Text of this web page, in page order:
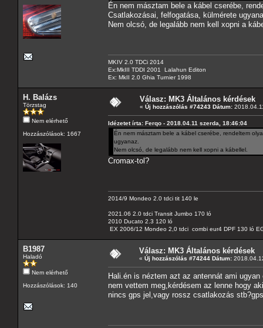
Én nem másztam bele a kábel cserébe,
Csatlakozásai, felfogatása, külmérete
Nem olcsó, de legalább nem kell xopni a
MKIV 2.0 TDCi 2014
Ex:MkIII TDDI 2001 Lalahun Editon
Ex: MkII 2.0 Ghia Turnier 1998
H. Balázs
Törzstag
Nem elérhető
Hozzászólások: 1667
Válasz: MK3 Általános kérdések
« Új hozzászólás #74243 Dátum:
Idézetet írta: Ferqo - 2018.04.11 szerda, 18:46:04
Én nem másztam bele a kábel cserébe, rendeltem
ugyanaz.
Nem olcsó, de legalább nem kell xopni a kábellel.
Cromax-tol?
2014/9 Mondeo 2.0 tdci tit 140 le
2021.06 2.0 tdci Transit Jumbo 170 ló
2010 Ducato 2.3 120 ló
EX 2006/12 Mondeo 2,0 tdci combi eur4 DPF 130 ló
B1987
Haladó
Nem elérhető
Hozzászólások: 140
Válasz: MK3 Általános kérdések
« Új hozzászólás #74244 Dátum:
Hali.én is néztem azt az antennát ami
nem vettem meg,kérdésem az lenne hogy
nincs gps jel,vagy rossz csatlakozás